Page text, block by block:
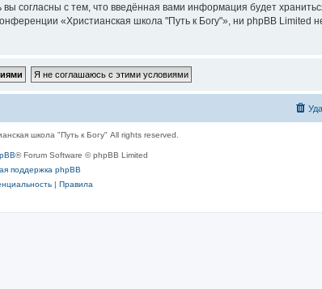
согласны с тем, что введённая вами информация будет
«Христианская школа "Путь к Богу"», ни phpBB Limited
школа "Путь к Богу" All rights reserved.
® Forum Software © phpBB Limited
поддержка phpBB
| Правила